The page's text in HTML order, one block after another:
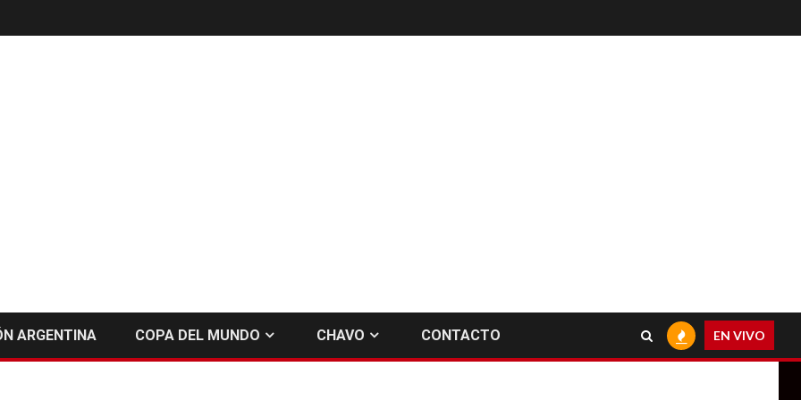
ARGENTINA COPA DEL MUNDO CHAVO CONTACTO EN VIVO